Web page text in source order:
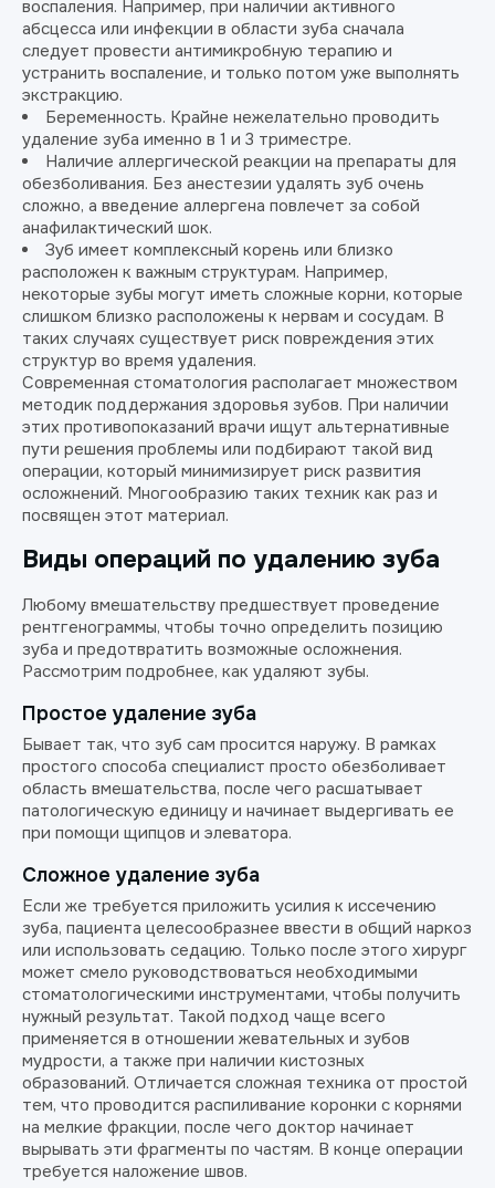
воспаления. Например, при наличии активного
абсцесса или инфекции в области зуба сначала
следует провести антимикробную терапию и
устранить воспаление, и только потом уже выполнять
экстракцию.
Беременность. Крайне нежелательно проводить
удаление зуба именно в 1 и 3 триместре.
Наличие аллергической реакции на препараты для
обезболивания. Без анестезии удалять зуб очень
сложно, а введение аллергена повлечет за собой
анафилактический шок.
Зуб имеет комплексный корень или близко
расположен к важным структурам. Например,
некоторые зубы могут иметь сложные корни, которые
слишком близко расположены к нервам и сосудам. В
таких случаях существует риск повреждения этих
структур во время удаления.
Современная стоматология располагает множеством
методик поддержания здоровья зубов. При наличии
этих противопоказаний врачи ищут альтернативные
пути решения проблемы или подбирают такой вид
операции, который минимизирует риск развития
осложнений. Многообразию таких техник как раз и
посвящен этот материал.
Виды операций по удалению зуба
Любому вмешательству предшествует проведение
рентгенограммы, чтобы точно определить позицию
зуба и предотвратить возможные осложнения.
Рассмотрим подробнее, как удаляют зубы.
Простое удаление зуба
Бывает так, что зуб сам просится наружу. В рамках
простого способа специалист просто обезболивает
область вмешательства, после чего расшатывает
патологическую единицу и начинает выдергивать ее
при помощи щипцов и элеватора.
Сложное удаление зуба
Если же требуется приложить усилия к иссечению
зуба, пациента целесообразнее ввести в общий наркоз
или использовать седацию. Только после этого хирург
может смело руководствоваться необходимыми
стоматологическими инструментами, чтобы получить
нужный результат. Такой подход чаще всего
применяется в отношении жевательных и зубов
мудрости, а также при наличии кистозных
образований. Отличается сложная техника от простой
тем, что проводится распиливание коронки с корнями
на мелкие фракции, после чего доктор начинает
вырывать эти фрагменты по частям. В конце операции
требуется наложение швов.